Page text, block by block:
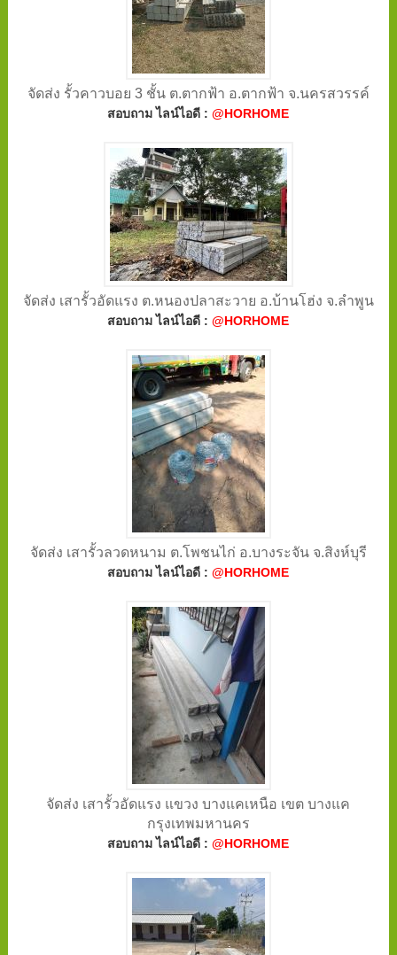
จัดส่ง รั้วคาวบอย 3 ชั้น ต.ตากฟ้า อ.ตากฟ้า จ.นครสวรรค์
สอบถาม ไลน์ไอดี :@HORHOME
จัดส่ง เสารั้วอัดแรง ต.หนองปลาสะวาย อ.บ้านโฮ่ง จ.ลำพูน
สอบถาม ไลน์ไอดี :@HORHOME
จัดส่ง เสารั้วลวดหนาม ต.โพชนไก่ อ.บางระจัน จ.สิงห์บุรี
สอบถาม ไลน์ไอดี :@HORHOME
จัดส่ง เสารั้วอัดแรง แขวง บางแคเหนือ เขต บางแค
กรุงเทพมหานคร
สอบถาม ไลน์ไอดี :@HORHOME